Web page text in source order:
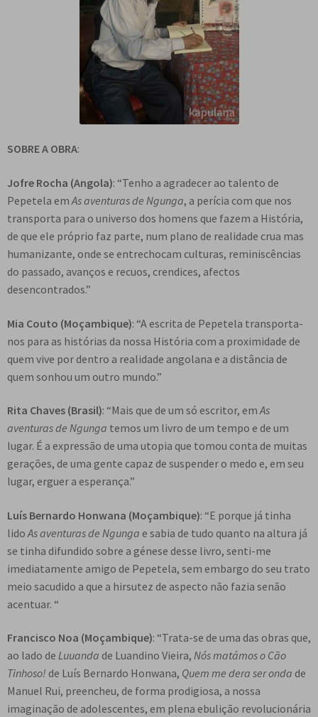
SOBRE A OBRA:
Jofre Rocha (Angola): “Tenho a agradecer ao talento de
Pepetela em As aventuras de Ngunga, a perícia com que nos
transporta para o universo dos homens que fazem a História,
de que ele próprio faz parte, num plano de realidade crua mas
humanizante, onde se entrechocam culturas, reminiscências
do passado, avanços e recuos, crendices, afectos
desencontrados.”
Mia Couto (Moçambique): “A escrita de Pepetela transporta-
nos para as histórias da nossa História com a proximidade de
quem vive por dentro a realidade angolana e a distância de
quem sonhou um outro mundo.”
Rita Chaves (Brasil): “Mais que de um só escritor, emAs
aventuras de Ngunga temos um livro de um tempo e de um
lugar. É a expressão de uma utopia que tomou conta de muitas
gerações, de uma gente capaz de suspender o medo e, em seu
lugar, erguer a esperança.”
Luís Bernardo Honwana (Moçambique): “E porque já tinha
lido As aventuras de Ngunga e sabia de tudo quanto na altura já
se tinha difundido sobre a génese desse livro, senti-me
imediatamente amigo de Pepetela, sem embargo do seu trato
meio sacudido a que a hirsutez de aspecto não fazia senão
acentuar. “
Francisco Noa (Moçambique): “Trata-se de uma das obras que,
ao lado de Luuanda de Luandino Vieira, Nós matámos o Cão
Tinhoso! de Luís Bernardo Honwana, Quem me dera ser onda de
Manuel Rui, preencheu, de forma prodigiosa, a nossa
imaginação de adolescentes, em plena ebulição revolucionária